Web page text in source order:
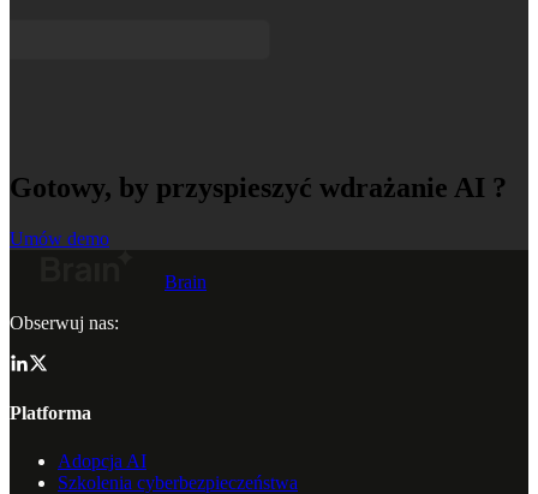
Gotowy, by przyspieszyć wdrażanie AI ?
Umów demo
Brain
Obserwuj nas:
Platforma
Adopcja AI
Szkolenia cyberbezpieczeństwa